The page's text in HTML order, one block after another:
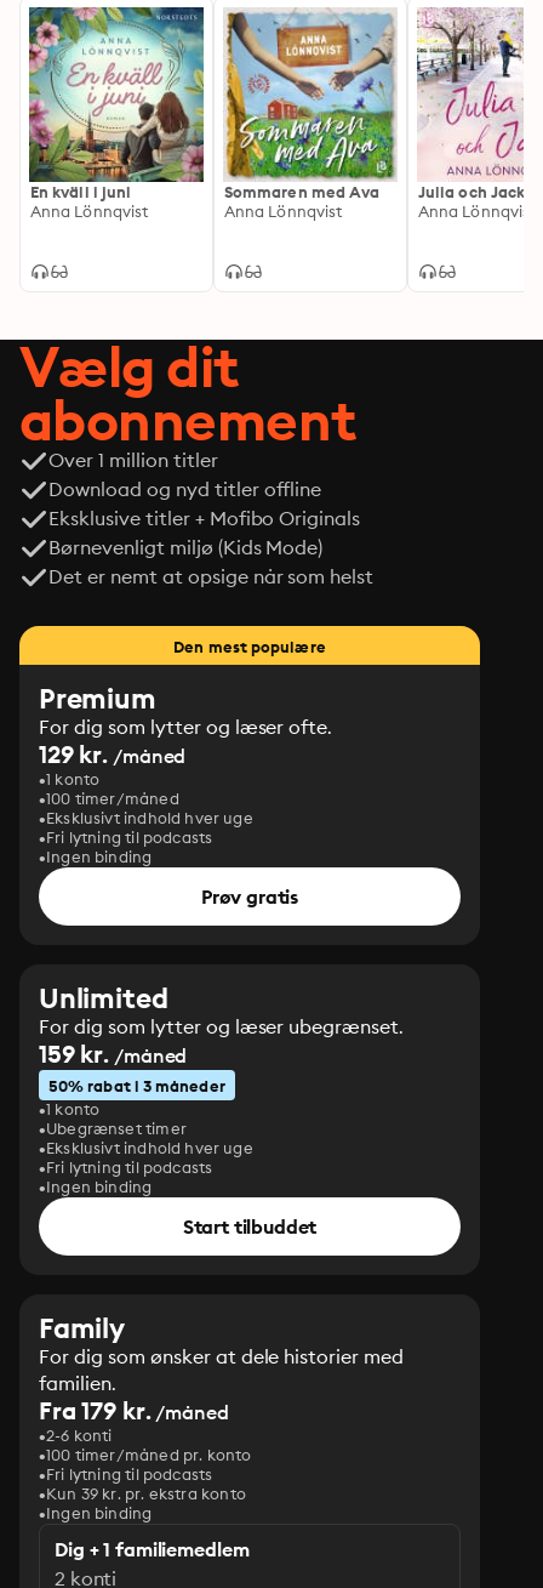
En kväll i juni
Anna Lönnqvist
Sommaren med Ava
Anna Lönnqvist
Julia och Jack
Anna Lönnqvist
Vælg dit
abonnement
Over 1 million titler
Download og nyd titler offline
Eksklusive titler + Mofibo Originals
Børnevenligt miljø (Kids Mode)
Det er nemt at opsige når som helst
Den mest populære
Premium
For dig som lytter og læser ofte.
129 kr. /måned
1 konto
100 timer/måned
Eksklusivt indhold hver uge
Fri lytning til podcasts
Ingen binding
Prøv gratis
Unlimited
For dig som lytter og læser ubegrænset.
159 kr. /måned
50% rabat i 3 måneder
1 konto
Ubegrænset timer
Eksklusivt indhold hver uge
Fri lytning til podcasts
Ingen binding
Start tilbuddet
Family
For dig som ønsker at dele historier med
familien.
Fra 179 kr./måned
2-6 konti
100 timer/måned pr. konto
Fri lytning til podcasts
Kun 39 kr. pr. ekstra konto
Ingen binding
Dig + 1 familiemedlem
2 konti